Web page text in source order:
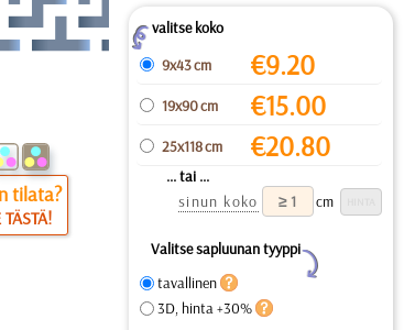
tilata?
Zvalitse koko
9x43 cm
€9.20
19x90 cm €15.00
25x118 cm €20.80
... tai ...
sinun koko
cm
Valitse sapluunan tyyppi
Y
tavallinen
3D, hinta +30%